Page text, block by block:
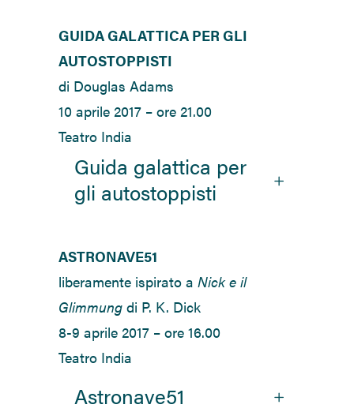
GUIDA GALATTICA PER GLI
AUTOSTOPPISTI
di Douglas Adams
10 aprile 2017 – ore 21.00
Teatro India
Guida galattica per
gli autostoppisti
ASTRONAVE51
liberamente ispirato a Nick e il
Glimmung di P. K. Dick
8-9 aprile 2017 – ore 16.00
Teatro India
Astronave51